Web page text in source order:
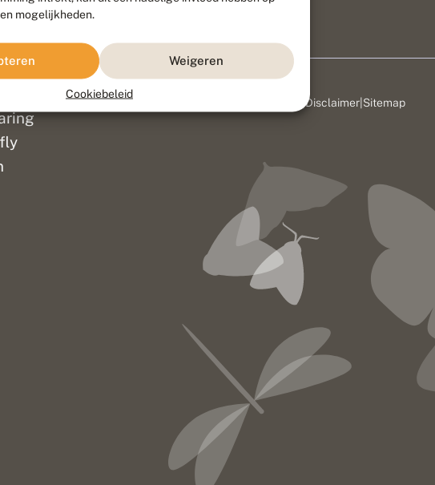
mogelijkheden.
Weigeren
Cookiebeleid
Go2People, ontworpen door Disclaimer Sitemap